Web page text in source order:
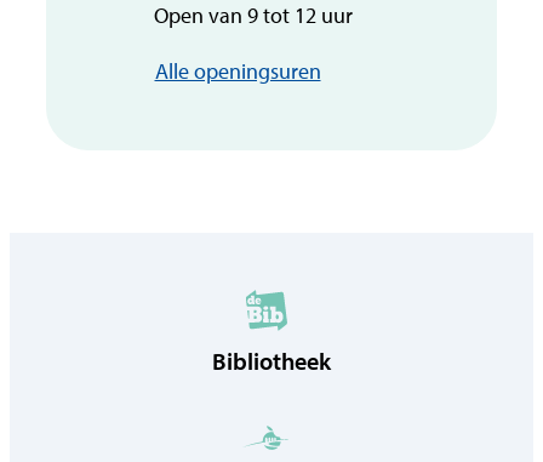
Open van 9tot 12 uur
Alle openingsurenZorg en welzijn
Bibliotheek